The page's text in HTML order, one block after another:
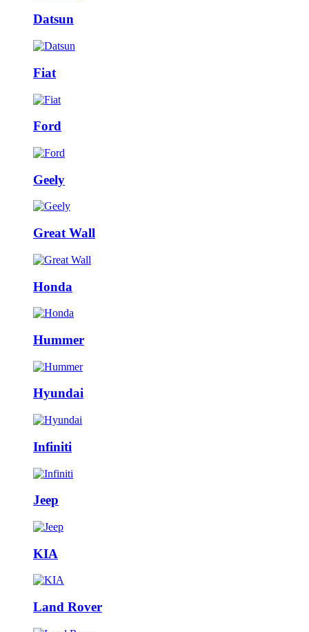
Datsun
Fiat
Ford
Geely
Great Wall
Honda
Hummer
Hyundai
Infiniti
Jeep
KIA
Land Rover